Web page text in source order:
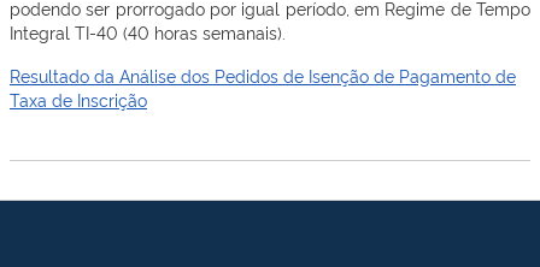
podendo ser prorrogado por igual período, em Regime de Tempo
Integral TI-40 (40 horas semanais).
Resultado da Análise dos Pedidos de Isenção de Pagamento de
Taxa de Inscrição